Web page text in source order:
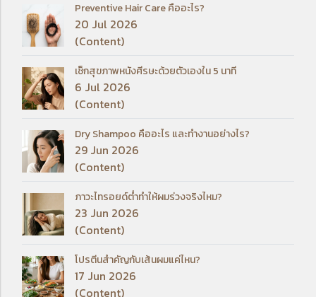
Preventive Hair Care คืออะไร?
20 Jul 2026
(Content)
เช็กสุขภาพหนังศีรษะด้วยตัวเองใน 5 นาที
6 Jul 2026
(Content)
Dry Shampoo คืออะไร และทำงานอย่างไร?
29 Jun 2026
(Content)
ภาวะไทรอยด์ต่ำทำให้ผมร่วงจริงไหม?
23 Jun 2026
(Content)
โปรตีนสำคัญกับเส้นผมแค่ไหน?
17 Jun 2026
(Content)